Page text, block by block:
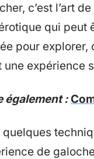
c’est l’art
qui peut
pour explorer,
une
également :
quelques
de